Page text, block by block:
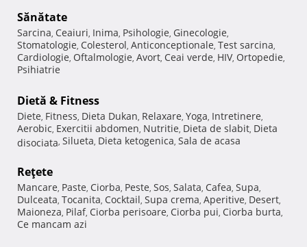
Sănătate
Sarcina, Ceaiuri, Inima, Psihologie, Ginecologie,
Stomatologie, Colesterol, Anticonceptionale, Test sarcina,
Cardiologie, Oftalmologie, Avort, Ceai verde, HIV, Ortopedie,
Psihiatrie
Dietă & Fitness
Diete, Fitness, Dieta Dukan, Relaxare, Yoga, Intretinere,
Aerobic, Exercitii abdomen, Nutritie, Dieta de slabit, Dieta
disociata, Silueta, Dieta ketogenica, Sala de acasa
Reţete
Mancare, Paste, Ciorba, Peste, Sos, Salata, Cafea, Supa,
Dulceata, Tocanita, Cocktail, Supa crema, Aperitive, Desert,
Maioneza, Pilaf, Ciorba perisoare, Ciorba pui, Ciorba burta,
Ce mancam azi